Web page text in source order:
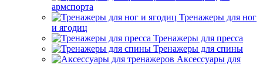
армспорта
Тренажеры для ног
и ягодиц
Тренажеры для пресса
Тренажеры для спины
Аксессуары для